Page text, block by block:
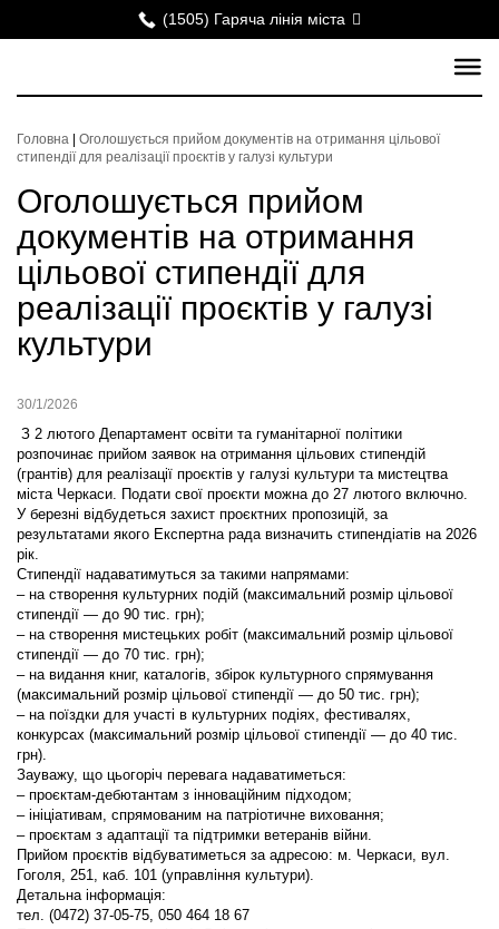
(1505) Гаряча лінія міста
Головна
Оголошується прийом документів на отримання цільової
стипендії для реалізації проєктів у галузі культури
Оголошується прийом
документів на отримання
цільової стипендії для
реалізації проєктів у галузі
культури
30/1/2026
З 2 лютого Департамент освіти та гуманітарної політики
розпочинає прийом заявок на отримання цільових стипендій
(грантів) для реалізації проєктів у галузі культури та мистецтва
міста Черкаси. Подати свої проєкти можна до 27 лютого включно.
У березні відбудеться захист проєктних пропозицій, за
результатами якого Експертна рада визначить стипендіатів на 2026
рік.
Стипендії надаватимуться за такими напрямами:
– на створення культурних подій (максимальний розмір цільової
стипендії — до 90 тис. грн);
– на створення мистецьких робіт (максимальний розмір цільової
стипендії — до 70 тис. грн);
– на видання книг, каталогів, збірок культурного спрямування
(максимальний розмір цільової стипендії — до 50 тис. грн);
– на поїздки для участі в культурних подіях, фестивалях,
конкурсах (максимальний розмір цільової стипендії — до 40 тис.
грн).
Зауважу, що цьогоріч перевага надаватиметься:
– проєктам-дебютантам з інноваційним підходом;
– ініціативам, спрямованим на патріотичне виховання;
– проєктам з адаптації та підтримки ветеранів війни.
Прийом проєктів відбуватиметься за адресою: м. Черкаси, вул.
Гоголя, 251, каб. 101 (управління культури).
Детальна інформація:
тел. (0472) 37-05-75, 050 464 18 67